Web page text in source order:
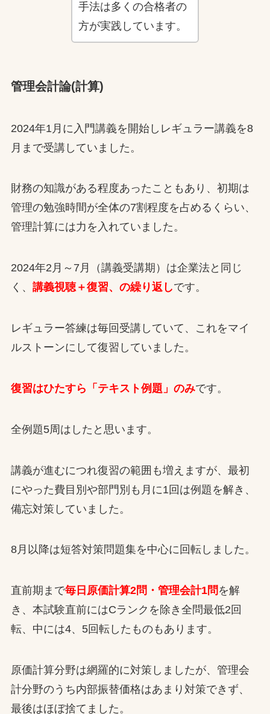
手法は多くの合格者の
方が実践しています。
管理会計論(計算)
2024年1月に入門講義を開始しレギュラー講義を8
月まで受講していました。
財務の知識がある程度あったこともあり、初期は
管理の勉強時間が全体の7割程度を占めるくらい、
管理計算には力を入れていました。
2024年2月～7月（講義受講期）は企業法と同じ
く、 講義視聴＋復習、の繰り返しです。
レギュラー答練は毎回受講していて、これをマイ
ルストーンにして復習していました。
復習はひたすら「テキスト例題」のみです。
全例題5周はしたと思います。
講義が進むにつれ復習の範囲も増えますが、最初
にやった費目別や部門別も月に1回は例題を解き、
備忘対策していました。
8月以降は短答対策問題集を中心に回転しました。
直前期まで毎日原価計算2問・管理会計1問 を解
き、本試験直前にはCランクを除き全問最低2回
転、中には4、5回転したものもあります。
原価計算分野は網羅的に対策しましたが、管理会
計分野のうち内部振替価格はあまり対策できず、
最後はほぼ捨てました。